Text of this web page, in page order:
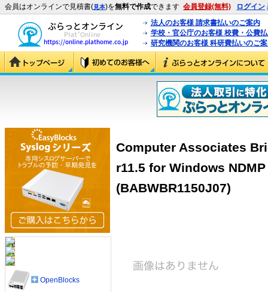
会員はオンラインで見積書(見本)を無料で作成できます 会員登録(無料) ログイン
法人のお客様 請求書払いのご案内
学校・官公庁のお客様 校費・公費
研究機関のお客様 科研費払いのご
Computer Associates
r11.5 for Windows
(BABWBR1150J07)
OpenBlocks